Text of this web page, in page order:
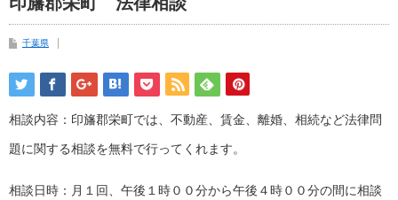
千葉県
相談内容：印旛郡栄町では、不動産、賃金、離婚、相続など法律問
題に関する相談を無料で行ってくれます。
相談日時：月１回、午後１時００分から午後４時００分の間に相談